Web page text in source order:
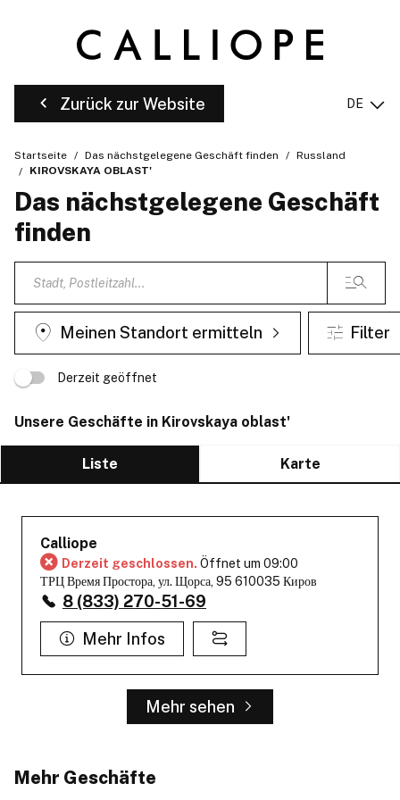
Zurück zur Website DE
Startseite Das nächstgelegene Geschäft finden
Russland
KIROVSKAYA OBLAST'
Das nächstgelegene Geschäft
finden
Meinen Standort ermitteln Filter
Derzeit geöffnet
Unsere Geschäfte in Kirovskaya oblast'
Liste Karte
Calliope
Derzeit geschlossen. Öffnet um 09:00
ТРЦ Время Простора, ул. Щорса, 95 610035 Киров
8 (833) 270-51-69
Mehr Infos
Mehr sehen
Mehr Geschäfte